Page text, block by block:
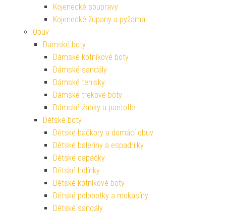
Kojenecké soupravy
Kojenecké župany a pyžama
Obuv
Dámské boty
Dámské kotníkové boty
Dámské sandály
Dámské tenisky
Dámské trekové boty
Dámské žabky a pantofle
Dětské boty
Dětské bačkory a domácí obuv
Dětské baleríny a espadrilky
Dětské capáčky
Dětské holínky
Dětské kotníkové boty
Dětské polobotky a mokasíny
Dětské sandály